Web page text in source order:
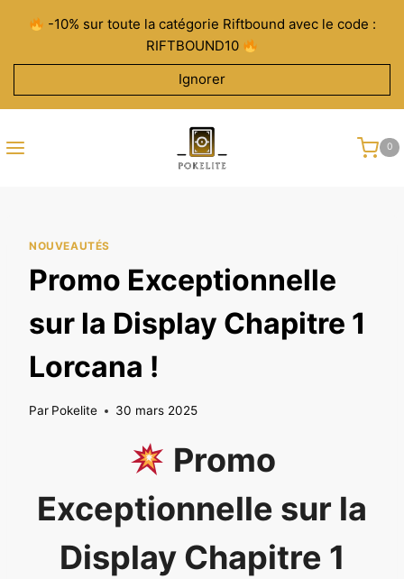
contenu
-10% sur toute la catégorie Riftbound avec le code :
RIFTBOUND10
Ignorer
0
NOUVEAUTÉS
Promo Exceptionnelle
sur la Display Chapitre 1
Lorcana !
Par Pokelite 30 mars 2025
Promo
Exceptionnelle sur la
Display Chapitre 1